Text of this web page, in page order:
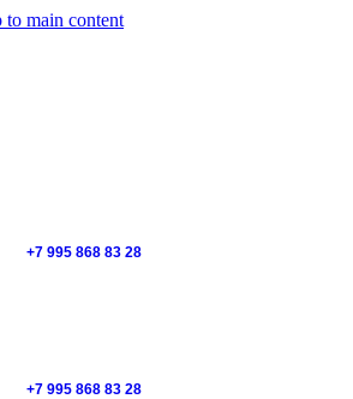
to main content
+7 995 868 83 28
+7 995 868 83 28